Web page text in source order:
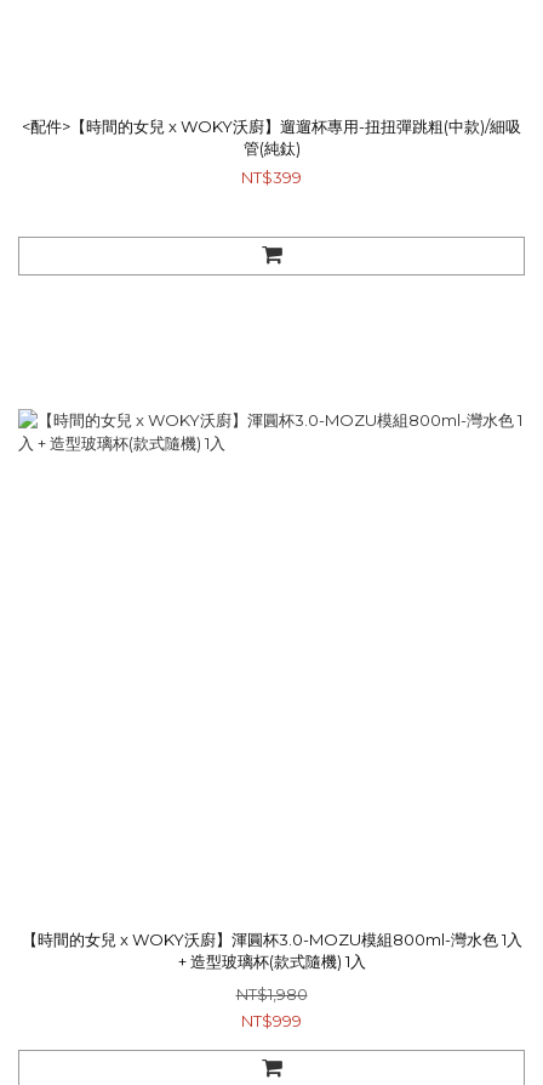
<配件>【時間的女兒 x WOKY沃廚】遛遛杯專用-扭扭彈跳粗(中款)/細吸
管(純鈦)
NT$399
【時間的女兒 x WOKY沃廚】渾圓杯3.0-MOZU模組800ml-灣水色 1入
+ 造型玻璃杯(款式隨機) 1入
NT$1,980
NT$999